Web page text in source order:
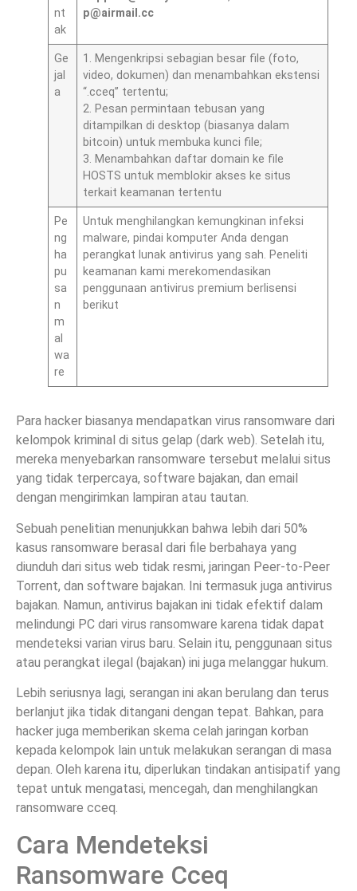
nt
ak
p@airmail.cc
Ge
jal
a
1. Mengenkripsi sebagian besar file (foto,
video, dokumen) dan menambahkan ekstensi
“.cceq” tertentu;
2. Pesan permintaan tebusan yang
ditampilkan di desktop (biasanya dalam
bitcoin) untuk membuka kunci file;
3. Menambahkan daftar domain ke file
HOSTS untuk memblokir akses ke situs
terkait keamanan tertentu
Pe
ng
ha
pu
sa
n
m
al
wa
re
Untuk menghilangkan kemungkinan infeksi
malware, pindai komputer Anda dengan
perangkat lunak antivirus yang sah. Peneliti
keamanan kami merekomendasikan
penggunaan antivirus premium berlisensi
berikut
Para hacker biasanya mendapatkan virus ransomware dari
kelompok kriminal di situs gelap (dark web). Setelah itu,
mereka menyebarkan ransomware tersebut melalui situs
yang tidak terpercaya, software bajakan, dan email
dengan mengirimkan lampiran atau tautan.
Sebuah penelitian menunjukkan bahwa lebih dari 50%
kasus ransomware berasal dari file berbahaya yang
diunduh dari situs web tidak resmi, jaringan Peer-to-Peer
Torrent, dan software bajakan. Ini termasuk juga antivirus
bajakan. Namun, antivirus bajakan ini tidak efektif dalam
melindungi PC dari virus ransomware karena tidak dapat
mendeteksi varian virus baru. Selain itu, penggunaan situs
atau perangkat ilegal (bajakan) ini juga melanggar hukum.
Lebih seriusnya lagi, serangan ini akan berulang dan terus
berlanjut jika tidak ditangani dengan tepat. Bahkan, para
hacker juga memberikan skema celah jaringan korban
kepada kelompok lain untuk melakukan serangan di masa
depan. Oleh karena itu, diperlukan tindakan antisipatif yang
tepat untuk mengatasi, mencegah, dan menghilangkan
ransomware cceq.
Cara Mendeteksi
Ransomware Cceq